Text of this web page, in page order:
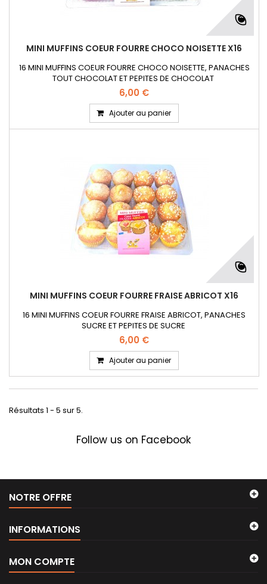
MINI MUFFINS COEUR FOURRE CHOCO NOISETTE X16
16 MINI MUFFINS COEUR FOURRE CHOCO NOISETTE, PANACHES
TOUT CHOCOLAT ET PEPITES DE CHOCOLAT
6,00 €
Ajouter au panier
MINI MUFFINS COEUR FOURRE FRAISE ABRICOT X16
16 MINI MUFFINS COEUR FOURRE FRAISE ABRICOT, PANACHES
SUCRE ET PEPITES DE SUCRE
6,00 €
Ajouter au panier
Résultats 1 - 5 sur 5.
Follow us on Facebook
NOTRE OFFRE
INFORMATIONS
MON COMPTE